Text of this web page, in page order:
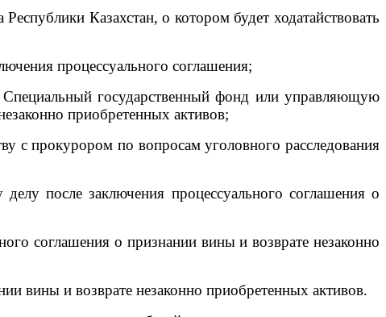
Казахстан, о котором будет ходатайствовать
процессуального соглашения;
государственный фонд или управляющую
приобретенных активов;
с прокурором по вопросам уголовного расследования
после заключения процессуального соглашения о
соглашения о признании вины и возврате незаконно
вины и возврате незаконно приобретенных активов.